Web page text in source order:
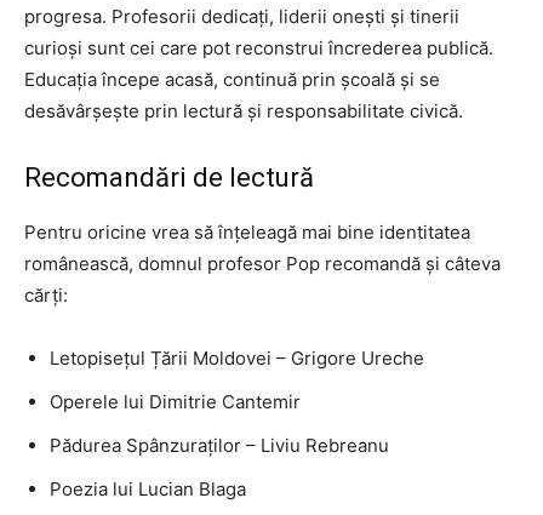
progresa. Profesorii dedicați, liderii onești și tinerii
curioși sunt cei care pot reconstrui încrederea publică.
Educația începe acasă, continuă prin școală și se
desăvârșește prin lectură și responsabilitate civică.
Recomandări de lectură
Pentru oricine vrea să înțeleagă mai bine identitatea
românească, domnul profesor Pop recomandă și câteva
cărți:
Letopisețul Țării Moldovei – Grigore Ureche
Operele lui Dimitrie Cantemir
Pădurea Spânzuraților – Liviu Rebreanu
Poezia lui Lucian Blaga